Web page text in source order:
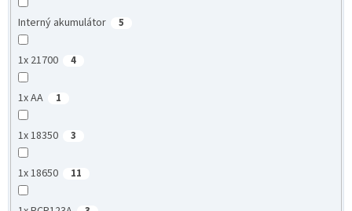
Interný akumulátor 5
1x 21700 4
1x AA 1
1x 18350 3
1x 18650 11